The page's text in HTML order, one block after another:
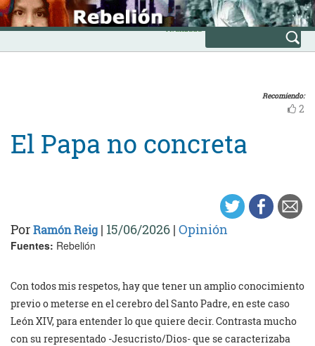
Skip
to
content
INICIO
Avanzada
Recomiendo:
2
El Papa no concreta
PorRamón Reig | 15/06/2026 | Opinión
Fuentes: Rebelión
Con todos mis respetos, hay que tener un amplio conocimiento
previo o meterse en el cerebro del Santo Padre, en este caso
León XIV, para entender lo que quiere decir. Contrasta mucho
con su representado -Jesucristo/Dios- que se caracterizaba